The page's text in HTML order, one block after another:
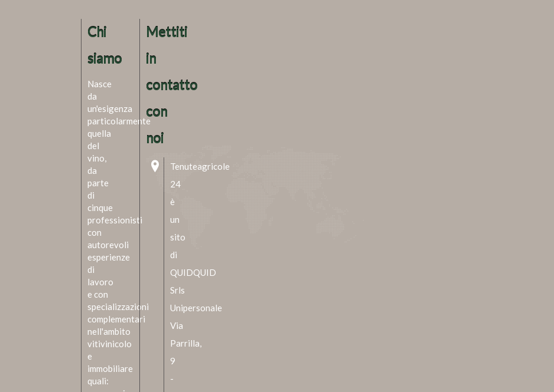
Chi
siamo
Nasce
da
un'esigenza
particolarmente
quella
del
vino,
da
parte
di
cinque
professionisti
con
autorevoli
esperienze
di
lavoro
e con
specializzazioni
complementari
nell'ambito
vitivinicolo
e
immobiliare
quali:
Mettiti
in
contatto
con
noi
Tenuteagricole
24
è
un
sito
di
QUIDQUID
Srls
Unipersonale
Via
Parrilla,
9
-